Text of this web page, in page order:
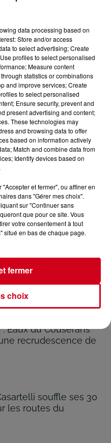
du Biros à l’honneur
4 min 34 sec
- LA SAINT-JEAN
À L’HONNEUR
Louis PEGUILLAN.
Biros à l’honneur
Eaux du Couserans
recrudescence de
souffle ses 30
les routes du
data processing based on
Store and/or access
to select advertising; Create
profiles to select personalised
Measure content
statistics or combinations
and improve services; Create
to select personalised
Ensure security, prevent and
present advertising and content;
These technologies may
and browsing data to offer
based on information actively
Match and combine data from
Identify devices based on
et fermer", ou affiner en
dans "Gérer mes choix".
sur "Continuer sans
que pour ce site. Vous
votre consentement à tout
situé en bas de chaque page.
choix
fermer